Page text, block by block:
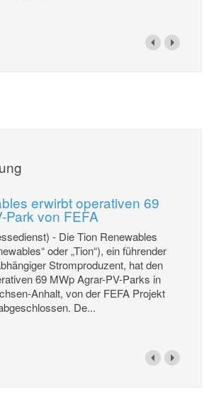
erwirbt operativen 69
Park von FEFA
- Die Tion Renewables
oder „Tion“), ein führender
Stromproduzent, hat den
69 MWp Agrar-PV-Parks in
Anhalt, von der FEFA Projekt
De...